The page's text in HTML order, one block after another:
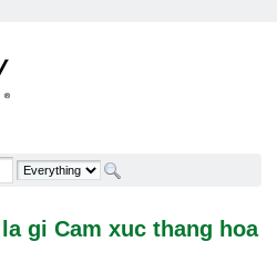
Cam xuc thang hoa trong
gi Cam xuc thang hoa